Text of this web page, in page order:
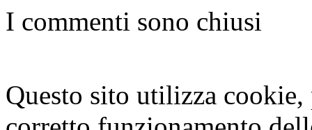
I commenti sono chiusi
Questo sito utilizza